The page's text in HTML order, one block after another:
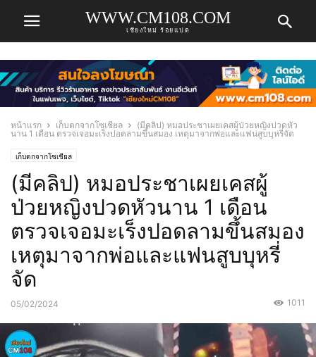
WWW.CM108.COM
เชียงใหม่ ร้อยแปด
หน้าแรก เก็บตกจากโซเชียล
(มีคลิป) หมอประชาเผยเคสผู้ป่วยหญิงปวดหัว
นาน 1 เดือน ตรวจเจอมะเร็งปอดลามขึ้นสมอง เหตุมาจากพ่อและแฟนสูบบุหรี่จัด
เก็บตกจากโซเชียล
(มีคลิป) หมอประชาเผยเคสผู้
ป่วยหญิงปวดหัวนาน 1 เดือน
ตรวจเจอมะเร็งปอดลามขึ้นสมอง
เหตุมาจากพ่อและแฟนสูบบุหรี่
จัด
05/02/2024 1011